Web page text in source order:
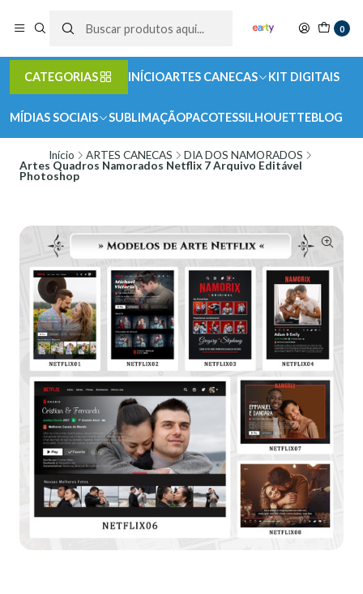
0
CATEGORIAS INÍCIOARTES CANECAS KIT DIGITAIS
MÍDIAS SOCIAIS SUBLIMAÇÃOPACOTESSILHOUETTEBLOG
Início ARTES CANECAS
DIA DOS NAMORADOS
Artes Quadros Namorados Netflix 7 Arquivo Editável
Photoshop